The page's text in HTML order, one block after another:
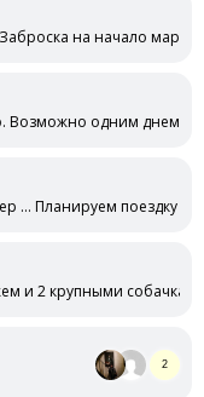
на начало
Возможно одним днем
… Планируем поездку на
и 2 крупными
2